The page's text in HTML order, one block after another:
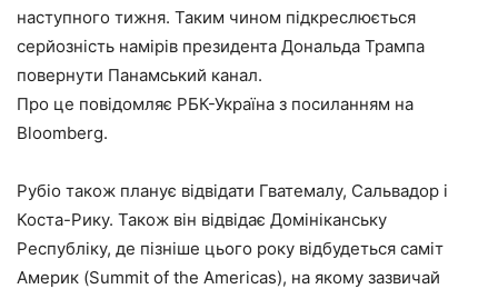
наступного тижня. Таким чином підкреслюється
серйозність намірів президента Дональда Трампа
повернути Панамський канал.
Про це повідомляє РБК-Україна з посиланням на
Bloomberg.
Рубіо також планує відвідати Гватемалу, Сальвадор і
Коста-Рику. Також він відвідає Домініканську
Республіку, де пізніше цього року відбудеться саміт
Америк (Summit of the Americas), на якому зазвичай